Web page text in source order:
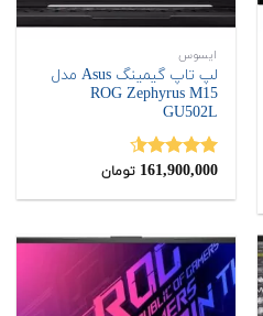
ایسوس
لپ تاپ گیمینگ Asus مدل
ROG Zephyrus M15
‎GU502L
نمره4.50
161,900,000 تومان